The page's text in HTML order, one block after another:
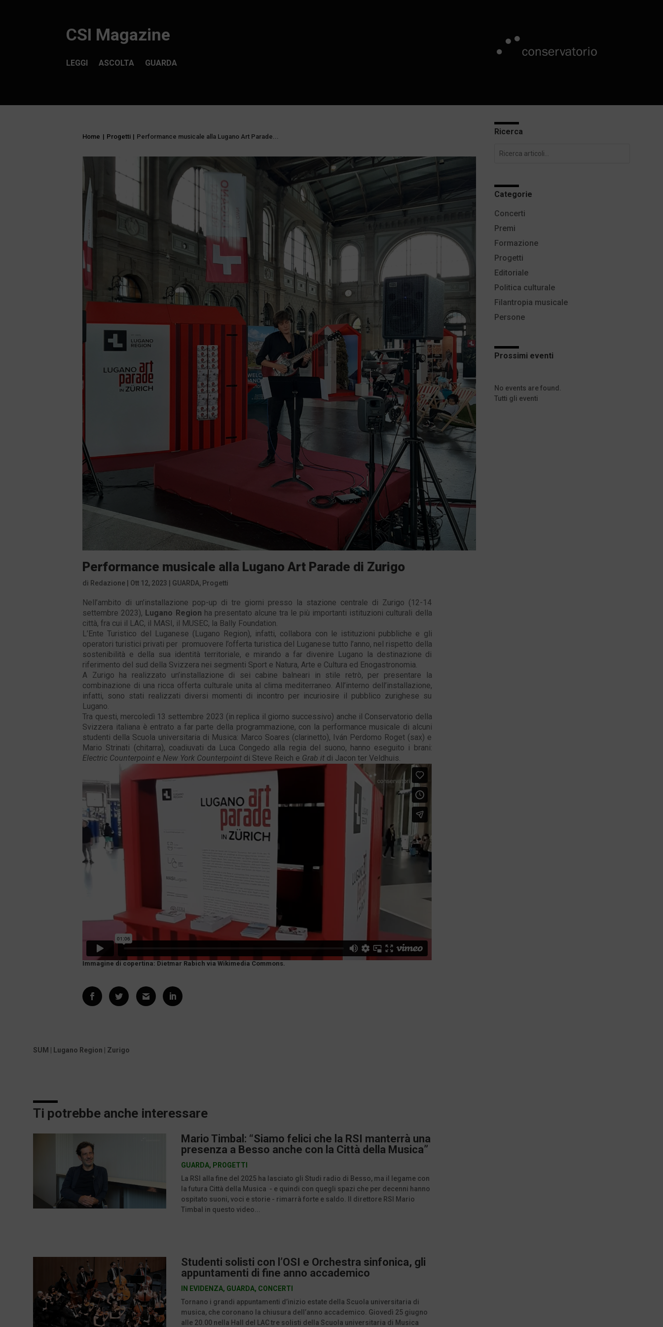
CSI Magazine
ASCOLTA GUARDA
LEGGI
Home | Progetti | Performance musicale alla Lugano Art Parade...
Performance musicale alla Lugano Art Parade di Zurigo
di Redazione Ott 12, 2023 GUARDA, Progetti
Nell’ambito di un’installazione pop-up di tre giorni presso la stazione centrale di Zurigo (12-14
settembre 2023), Lugano Region ha presentato alcune tra le più importanti istituzioni culturali della
città, fra cui il LAC, il MASI, il MUSEC, la Bally Foundation.
L’Ente Turistico del Luganese (Lugano Region), infatti, collabora con le istituzioni pubbliche e gli
operatori turistici privati per promuovere l’offerta turistica del Luganese tutto l’anno, nel rispetto della
sostenibilità e della sua identità territoriale, e mirando a far divenire Lugano la destinazione di
riferimento del sud della Svizzera nei segmenti Sport e Natura, Arte e Cultura ed Enogastronomia.
A Zurigo ha realizzato un’installazione di sei cabine balneari in stile retrò, per presentare la
combinazione di una ricca offerta culturale unita al clima mediterraneo. All’interno dell’installazione,
infatti, sono stati realizzati diversi momenti di incontro per incuriosire il pubblico zurighese su
Lugano.
Tra questi, mercoledì 13 settembre 2023 (in replica il giorno successivo) anche il Conservatorio della
Svizzera italiana è entrato a far parte della programmazione, con la performance musicale di alcuni
studenti della Scuola universitaria di Musica: Marco Soares (clarinetto), Iván Perdomo Roget (sax) e
Mario Strinati (chitarra), coadiuvati da Luca Congedo alla regia del suono, hanno eseguito i brani:
Electric Counterpoint e New York Counterpoint di Steve Reich e Grab it di Jacon ter Veldhuis.
Immagine di copertina: Dietmar Rabich via Wikimedia Commons.
SUM | Lugano Region | Zurigo
Ti potrebbe anche interessare
Mario Timbal: “Siamo felici che la RSI manterrà una
presenza a Besso anche con la Città della Musica”
GUARDA, PROGETTI
La RSI alla fine del 2025 ha lasciato gli Studi radio di Besso, ma il legame con
la futura Città della Musica - e quindi con quegli spazi che per decenni hanno
ospitato suoni, voci e storie - rimarrà forte e saldo. Il direttore RSI Mario
Timbal in questo video...
Studenti solisti con l’OSI e Orchestra sinfonica, gli
appuntamenti di fine anno accademico
IN EVIDENZA, GUARDA, CONCERTI
Tornano i grandi appuntamenti d’inizio estate della Scuola universitaria di
musica, che coronano la chiusura dell’anno accademico. Giovedì 25 giugno
alle 20.00 nella Hall del LAC tre solisti della Scuola universitaria di Musica
Ricerca
Categorie
Editoriale
Persone
Progetti
Premi
Politica culturale
Filantropia musicale
Formazione
Concerti
Prossimi eventi
No events are found.
Tutti gli eventi